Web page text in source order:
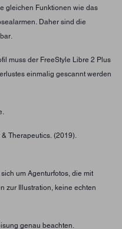
gleichen Funktionen wie das
Daher sind die
muss der FreeStyle Libre 2 Plus
einmalig gescannt werden
Therapeutics. (2019).
um Agenturfotos, die mit
zur Illustration, keine echten
genau beachten.